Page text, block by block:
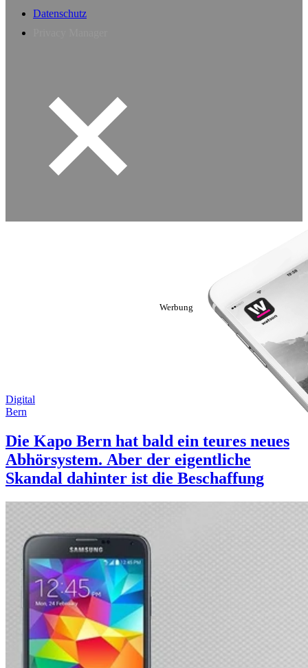
Datenschutz
Digital
Bern
Die Kapo Bern hat bald ein teures neues
Abhörsystem. Aber der eigentliche
Skandal dahinter ist die Beschaffung